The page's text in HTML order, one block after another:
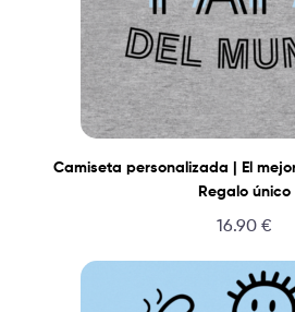
Camiseta personalizada | El
Regalo único
16.90 €